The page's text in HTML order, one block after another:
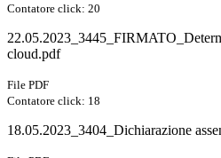
Contatore click: 20
cloud.pdf
File PDF
Contatore click: 18
18.05.2023_3404_Dichiarazione